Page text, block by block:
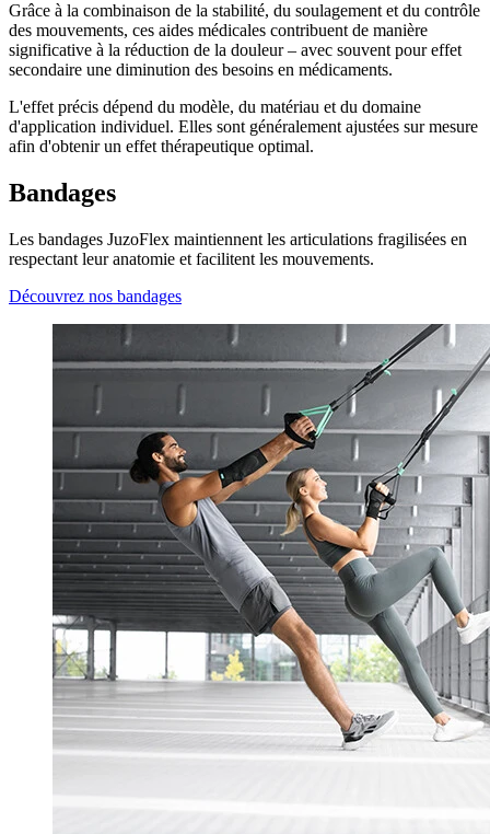
Grâce à la combinaison de la stabilité, du soulagement et du contrôle
des mouvements, ces aides médicales contribuent de manière
significative à la réduction de la douleur – avec souvent pour effet
secondaire une diminution des besoins en médicaments.
L'effet précis dépend du modèle, du matériau et du domaine
d'application individuel. Elles sont généralement ajustées sur mesure
afin d'obtenir un effet thérapeutique optimal.
Bandages
Les bandages JuzoFlex maintiennent les articulations fragilisées en
respectant leur anatomie et facilitent les mouvements.
Découvrez nos bandages